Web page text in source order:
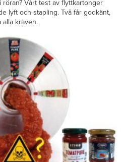
Vårt test av flyttkartonger
lyft och stapling. Två får godkänt,
alla kraven.